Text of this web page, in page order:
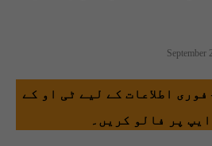
September
فوری اطلاعات کے لیے ٹی او کے
پر فالو کریں۔